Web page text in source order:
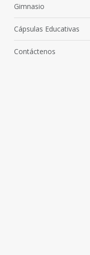
Gimnasio
Cápsulas Educativas
Contáctenos